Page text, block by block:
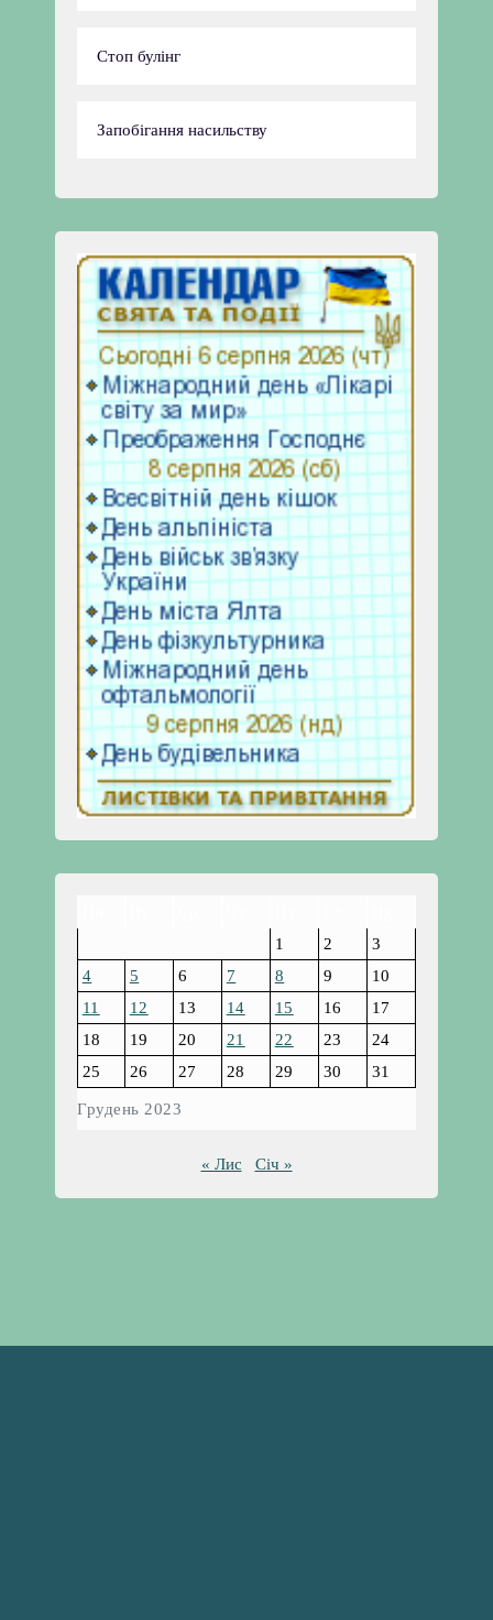
Стоп булінг
Запобігання насильству
Грудень 2023
1
2
3
4
5 6 7 8 9
10
11
12 13 14 15 16
17
18
19 20 21 22 23
24
25
26 27 28 29 30 31
« Лис Січ »